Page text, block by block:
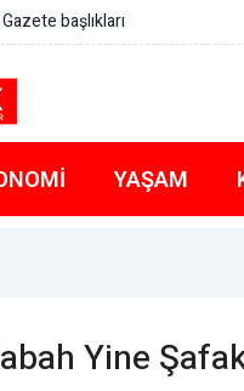
Türkeli’nin gönlümüzde
YAŞAM
Yine